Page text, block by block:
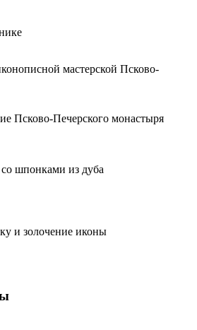
мастерской Псково-
Псково-Печерского монастыря
шпонками из дуба
и золочение иконы